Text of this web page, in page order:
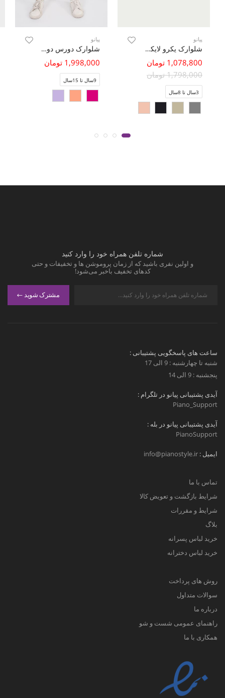
پیانو
شلوارک یکرو لایکرا لمه دار جیب دار(ست با کد 10395)
1,078,800 تومان
1,798,000 تومان
3سال تا 8سال
پیانو
شلوارک دورس دو نخ پینتاکس دار (ست با کد 10660)
1,998,000 تومان
9سال تا 15سال
شماره تلفن همراه خود را وارد کنید
و اولین نفری باشید که از زمان پروموشن ها و تخفیفات و حتی
کدهای تخفیف باخبر می‌شود!
مشترک شوید
ساعت های پاسخگویی پشتیبانی :
شنبه تا چهارشنبه : 9 الی 17
پنجشنبه : 9 الی 14
آیدی پشتیبانی پیانو در تلگرام :
Piano_Support
آیدی پشتیبانی پیانو در بله :
PianoSupport
ایمیل : info@pianostyle.ir
تماس با ما
شرایط بازگشت و تعویض کالا
شرایط و مقررات
بلاگ
خرید لباس پسرانه
خرید لباس دخترانه
روش های پرداخت
سوالات متداول
درباره ما
راهنمای عمومی شست و شو
همکاری با ما